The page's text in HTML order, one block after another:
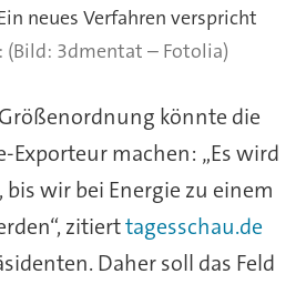
neues Verfahren verspricht
(Bild: 3dmentat – Fotolia)
könnte die
Exporteur machen: „Es wird
wir bei Energie zu einem
zitierttagesschau.de
Daher soll das Feld